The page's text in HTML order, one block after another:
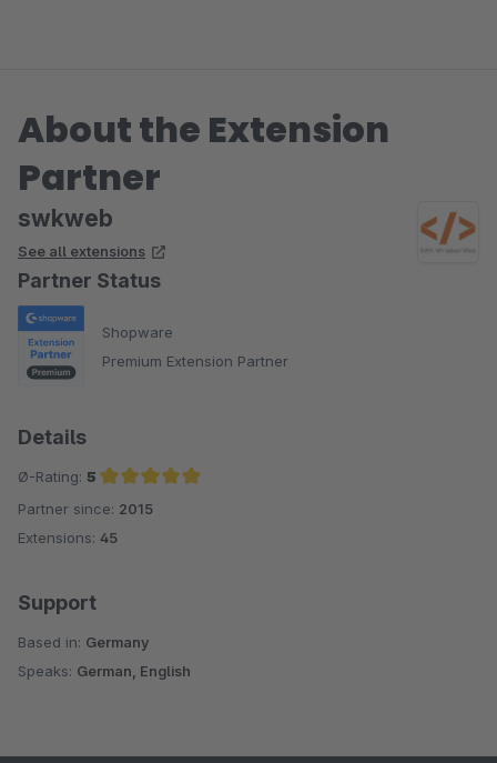
About the Extension
Partner
swkweb
See all extensions
Partner Status
Shopware
Premium Extension Partner
Details
Ø-Rating: 5
Average rating of 5 out of 5 stars
Partner since: 2015
Extensions: 45
Support
Based in: Germany
Speaks: German, English